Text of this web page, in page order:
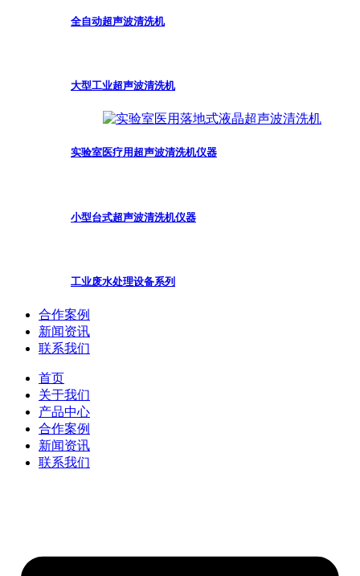
全自动超声波清洗机
大型工业超声波清洗机
实验室医疗用超声波清洗机仪器
小型台式超声波清洗机仪器
工业废水处理设备系列
合作案例
新闻资讯
联系我们
首页
关于我们
产品中心
合作案例
新闻资讯
联系我们